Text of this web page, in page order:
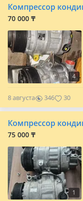
Компрессор
70 000 ₸
4
8 августа 346 30
Компрессор
75 000 ₸
1